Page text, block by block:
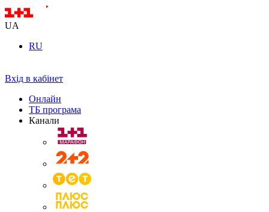
UA
RU
Вхід в кабінет
Онлайн
ТБ програма
Канали